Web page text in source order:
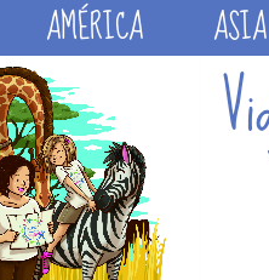
AMÉRICA ASIA